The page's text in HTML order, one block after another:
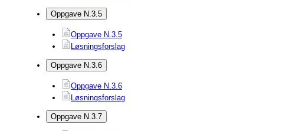
Oppgave N.3.5
Oppgave N.3.5
Løsningsforslag
Oppgave N.3.6
Oppgave N.3.6
Løsningsforslag
Oppgave N.3.7